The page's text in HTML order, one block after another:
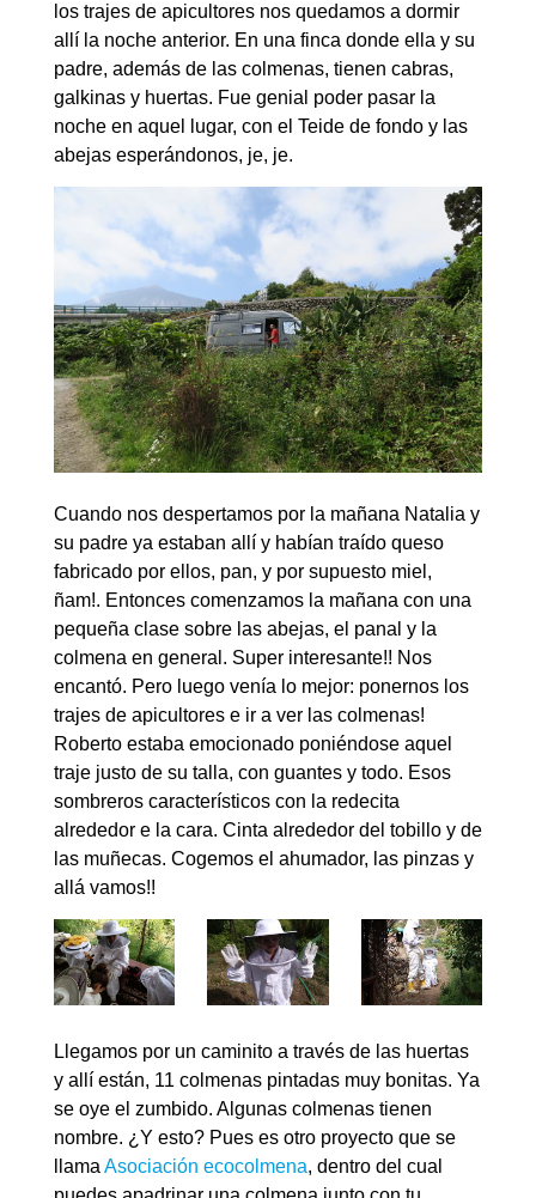
los trajes de apicultores nos quedamos a dormir
allí la noche anterior. En una finca donde ella y su
padre, además de las colmenas, tienen cabras,
galkinas y huertas. Fue genial poder pasar la
noche en aquel lugar, con el Teide de fondo y las
abejas esperándonos, je, je.
Cuando nos despertamos por la mañana Natalia y
su padre ya estaban allí y habían traído queso
fabricado por ellos, pan, y por supuesto miel,
ñam!. Entonces comenzamos la mañana con una
pequeña clase sobre las abejas, el panal y la
colmena en general. Super interesante!! Nos
encantó. Pero luego venía lo mejor: ponernos los
trajes de apicultores e ir a ver las colmenas!
Roberto estaba emocionado poniéndose aquel
traje justo de su talla, con guantes y todo. Esos
sombreros característicos con la redecita
alrededor e la cara. Cinta alrededor del tobillo y de
las muñecas. Cogemos el ahumador, las pinzas y
allá vamos!!
Llegamos por un caminito a través de las huertas
y allí están, 11 colmenas pintadas muy bonitas. Ya
se oye el zumbido. Algunas colmenas tienen
nombre. ¿Y esto? Pues es otro proyecto que se
llama Asociación ecocolmena, dentro del cual